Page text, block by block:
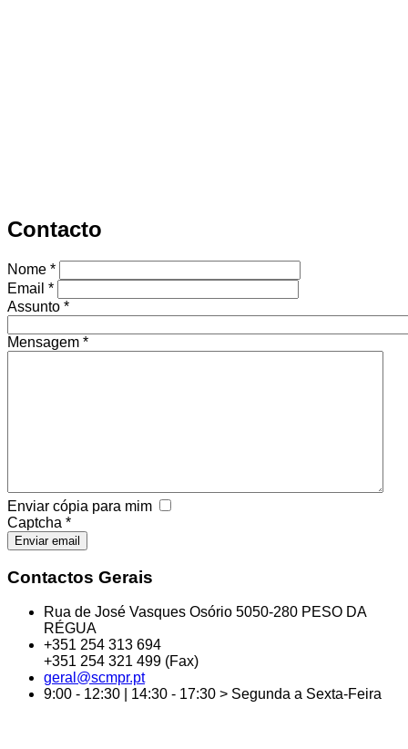
Contacto
Nome *
Email *
Assunto *
Mensagem *
Enviar cópia para mim
Captcha *
Enviar email
Contactos Gerais
Rua de José Vasques Osório 5050-280 PESO DA
RÉGUA
+351 254 313 694
+351 254 321 499 (Fax)
geral@scmpr.pt
9:00 - 12:30 | 14:30 - 17:30 > Segunda a Sexta-Feira